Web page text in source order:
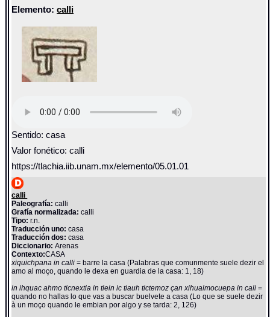
Elemento:calli
Sentido: casa
Valor fonético: calli
https://tlachia.iib.unam.mx/elemento/05.01.01
calli
Paleografía: calli
Grafía normalizada: calli
Tipo: r.n.
Traducción uno: casa
Traducción dos: casa
Diccionario:Arenas
Contexto:CASA
xiquichpana in calli= barre la casa (Palabras que comunmente suele dezir el
amo al moço, quando le dexa en guardia de la casa: 1, 18)
in ihquac ahmo ticnextia in tlein ic tiauh tictemoz çan xihualmocuepa in cali=
quando no hallas lo que vas a buscar buelvete a casa (Lo que se suele dezir
à un moço quando le embian por algo y se tarda: 2, 126)